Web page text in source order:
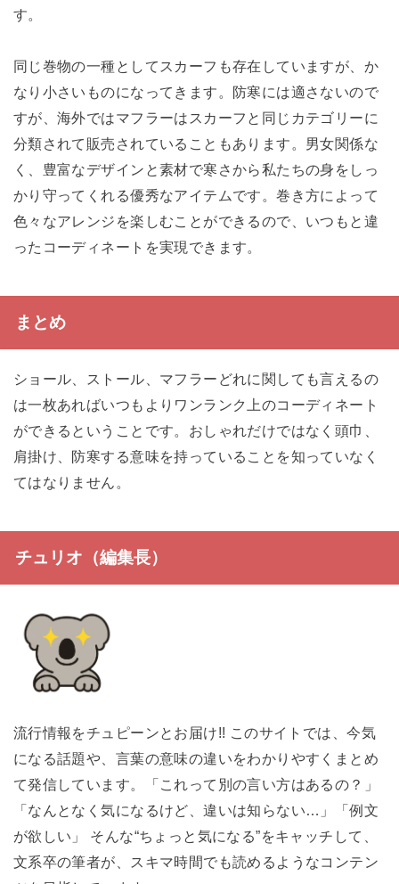
す。
同じ巻物の一種としてスカーフも存在していますが、か
なり小さいものになってきます。防寒には適さないので
すが、海外ではマフラーはスカーフと同じカテゴリーに
分類されて販売されていることもあります。男女関係な
く、豊富なデザインと素材で寒さから私たちの身をしっ
かり守ってくれる優秀なアイテムです。巻き方によって
色々なアレンジを楽しむことができるので、いつもと違
ったコーディネートを実現できます。
まとめ
ショール、ストール、マフラーどれに関しても言えるの
は一枚あればいつもよりワンランク上のコーディネート
ができるということです。おしゃれだけではなく頭巾、
肩掛け、防寒する意味を持っていることを知っていなく
てはなりません。
チュリオ（編集長）
流行情報をチュピーンとお届け!! このサイトでは、今気
になる話題や、言葉の意味の違いをわかりやすくまとめ
て発信しています。「これって別の言い方はあるの？」
「なんとなく気になるけど、違いは知らない…」「例文
が欲しい」 そんな“ちょっと気になる”をキャッチして、
文系卒の筆者が、スキマ時間でも読めるようなコンテン